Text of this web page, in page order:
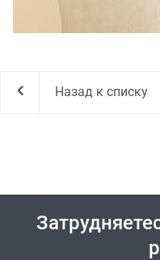
Назад к списку